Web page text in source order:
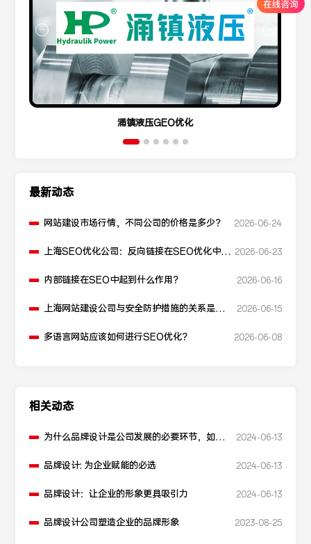
涌镇液压GEO优化
最新动态
网站建设市场行情，不同公司的价格是多少？ 2026-06-24
上海SEO优化公司：反向链接在SEO优化中起 2026-06-23
内部链接在SEO中起到什么作用？ 2026-06-16
上海网站建设公司与安全防护措施的关系是什
2026-06-15
多语言网站应该如何进行SEO优化？ 2026-06-08
相关动态
为什么品牌设计是公司发展的必要环节，如何
2024-06-13
品牌设计: 为企业赋能的必选 2024-06-13
品牌设计：让企业的形象更具吸引力 2024-06-13
品牌设计公司塑造企业的品牌形象 2023-08-25